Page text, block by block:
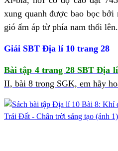
xung quanh được bao bọc bởi
gió ấm áp từ phía nam thổi lên.
Giải SBT Địa lí 10 trang 28
Bài tập 4 trang 28 SBT Địa
II, bài 8 trong SGK, em hãy